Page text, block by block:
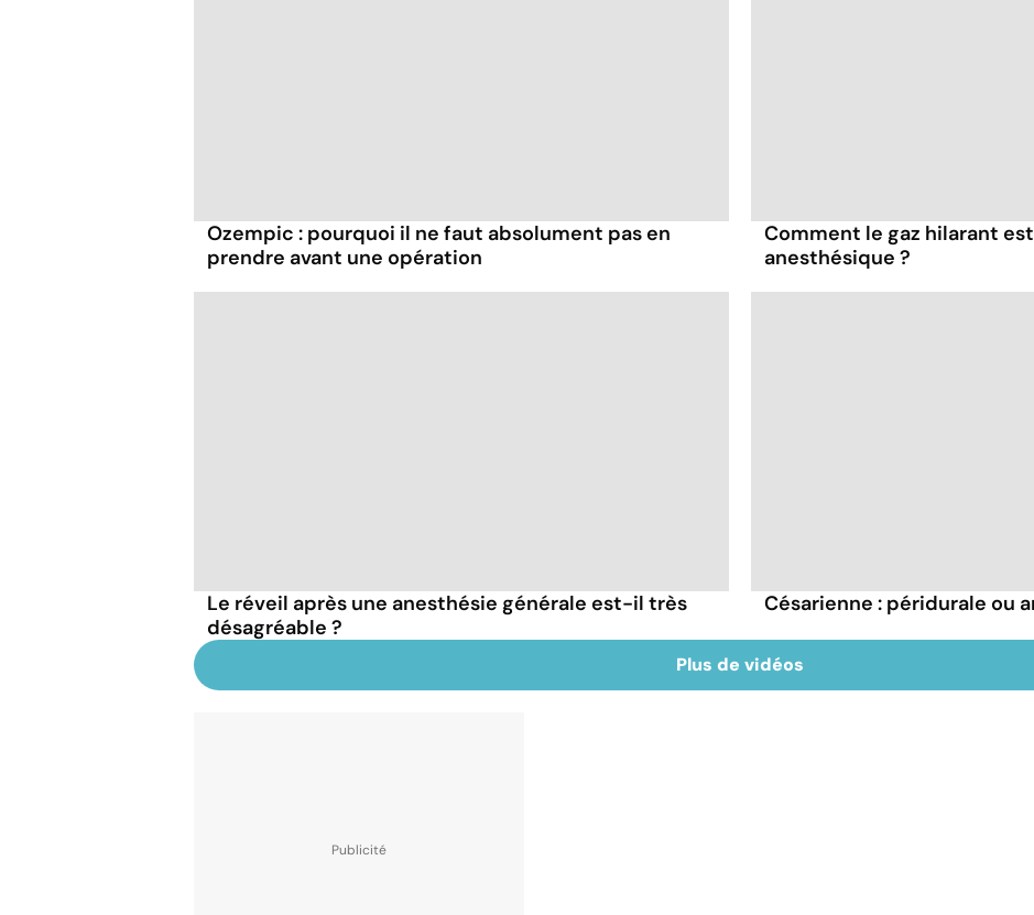
Ozempic : pourquoi il ne faut absolument pas en
prendre avant une opération
Comment le gaz hilarant
anesthésique ?
Le réveil après une anesthésie générale est-il très
désagréable ?
Césarienne : péridurale ou
Plus de vidéos